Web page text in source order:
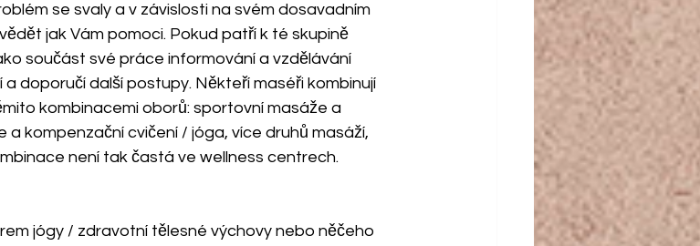
se svaly a v závislosti na svém dosavadním
jak Vám pomoci. Pokud patří k té skupině
součást své práce informování a vzdělávání
a doporučí další postupy. Někteří maséři kombinují
kombinacemi oborů: sportovní masáže a
a kompenzační cvičení / jóga, více druhů masáží,
není tak častá ve wellness centrech.
jógy / zdravotní tělesné výchovy nebo něčeho